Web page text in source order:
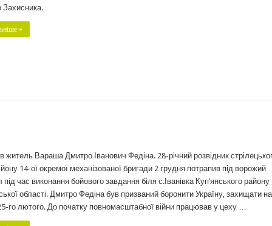
Захисника.
»
житель Вараша Дмитро Іванович Федіна. 28-річний розвідник
14-ої окремої механізованої бригади 2 грудня потрапив під ворожий
під час виконання бойового завдання біля с.Іванівка Куп’янського району
області. Дмитро Федіна був призваний боронити Україну, захищати
го лютого. До початку повномасштабної війни працював у цеху …